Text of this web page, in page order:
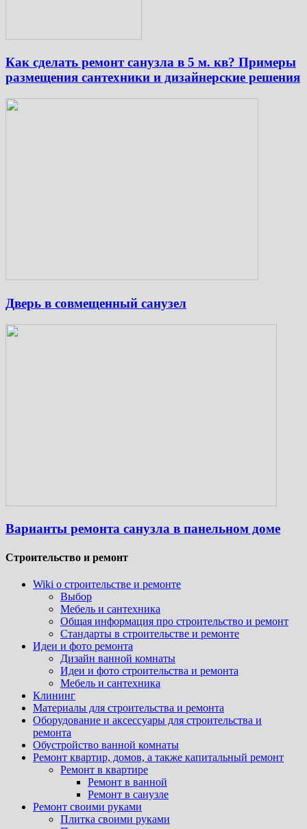
Как сделать ремонт санузла в 5 м. кв? Примеры
размещения сантехники и дизайнерские решения
Дверь в совмещенный санузел
Варианты ремонта санузла в панельном доме
Строительство и ремонт
Wiki о строительстве и ремонте
Выбор
Мебель и сантехника
Общая информация про строительство и ремонт
Стандарты в строительстве и ремонте
Идеи и фото ремонта
Дизайн ванной комнаты
Идеи и фото строительства и ремонта
Мебель и сантехника
Клининг
Материалы для строительства и ремонта
Оборудование и аксессуары для строительства и
ремонта
Обустройство ванной комнаты
Ремонт квартир, домов, а также капитальный ремонт
Ремонт в квартире
Ремонт в ванной
Ремонт в санузле
Ремонт своими руками
Плитка своими руками